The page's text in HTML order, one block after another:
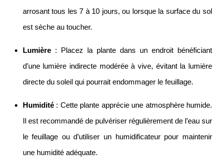
arrosant tous les 7 à 10 jours, ou lorsque la surface du sol
est sèche au toucher.
Lumière: Placez la plante dans un endroit bénéficiant
d’une lumière indirecte modérée à vive, évitant la lumière
directe du soleil qui pourrait endommager le feuillage.
Humidité: Cette plante apprécie une atmosphère humide.
Il est recommandé de pulvériser régulièrement de l’eau sur
le feuillage ou d’utiliser un humidificateur pour maintenir
une humidité adéquate.